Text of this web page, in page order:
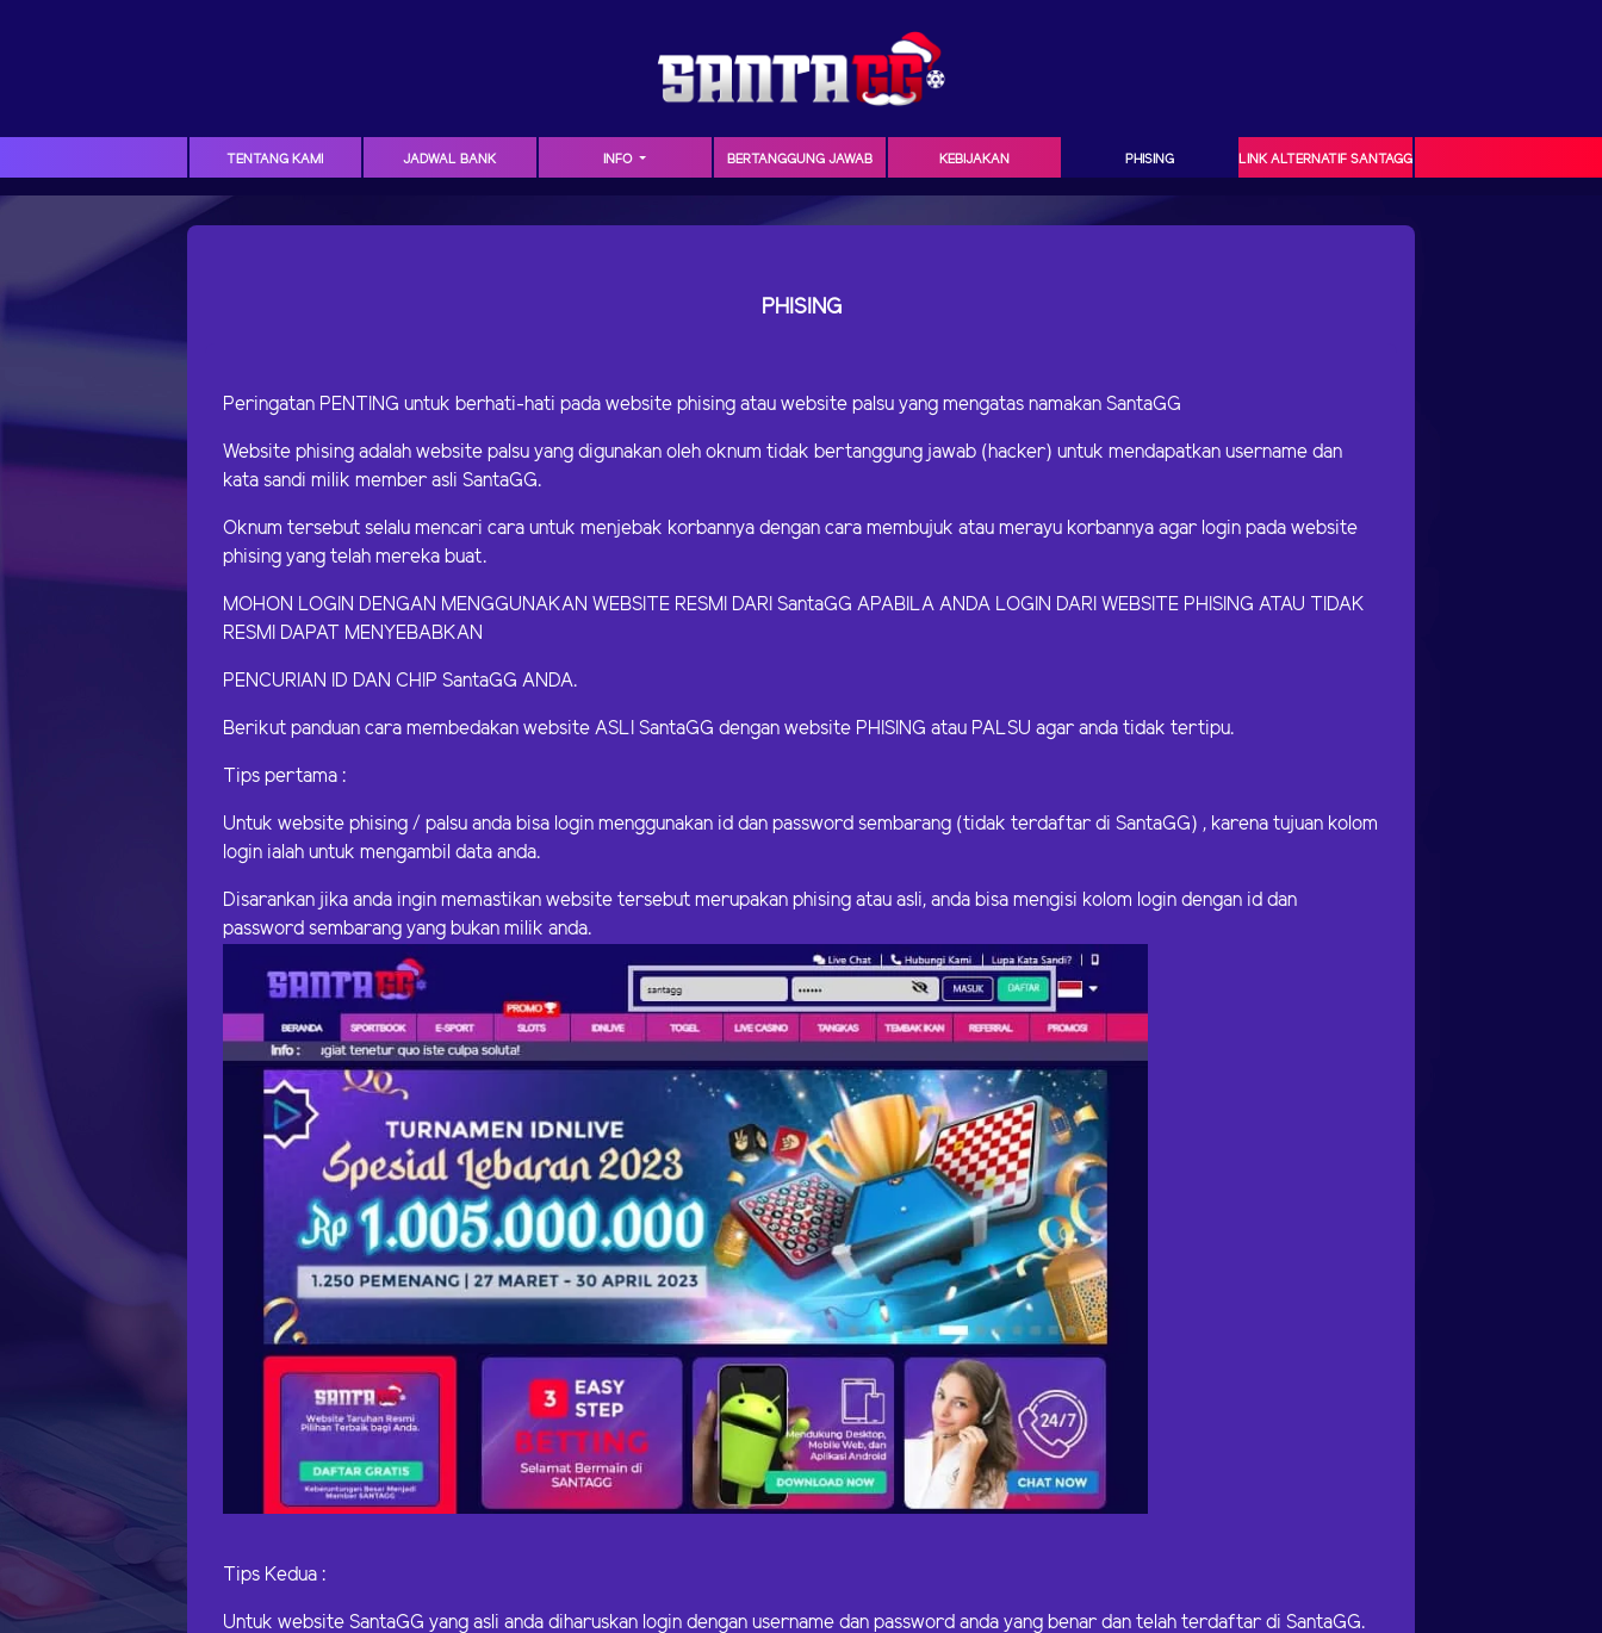
TENTANG KAMI JADWAL BANK INFO BERTANGGUNG JAWAB KEBIJAKAN PHISING LINK ALTERNATIF SANTAGG
PHISING
Peringatan PENTING untuk berhati-hati pada website phising atau website palsu yang mengatas namakan SantaGG
Website phising adalah website palsu yang digunakan oleh oknum tidak bertanggung jawab (hacker) untuk mendapatkan username dan
kata sandi milik member asli SantaGG.
Oknum tersebut selalu mencari cara untuk menjebak korbannya dengan cara membujuk atau merayu korbannya agar login pada website
phising yang telah mereka buat.
MOHON LOGIN DENGAN MENGGUNAKAN WEBSITE RESMI DARI SantaGG APABILA ANDA LOGIN DARI WEBSITE PHISING ATAU TIDAK
RESMI DAPAT MENYEBABKAN
PENCURIAN ID DAN CHIP SantaGG ANDA.
Berikut panduan cara membedakan website ASLI SantaGG dengan website PHISING atau PALSU agar anda tidak tertipu.
Tips pertama :
Untuk website phising / palsu anda bisa login menggunakan id dan password sembarang (tidak terdaftar di SantaGG) , karena tujuan kolom
login ialah untuk mengambil data anda.
Disarankan jika anda ingin memastikan website tersebut merupakan phising atau asli, anda bisa mengisi kolom login dengan id dan
password sembarang yang bukan milik anda.
Tips Kedua :
Untuk website SantaGG yang asli anda diharuskan login dengan username dan password anda yang benar dan telah terdaftar di SantaGG.